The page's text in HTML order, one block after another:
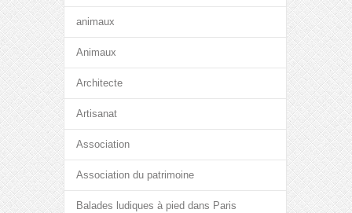
animaux
Animaux
Architecte
Artisanat
Association
Association du patrimoine
Balades ludiques à pied dans Paris